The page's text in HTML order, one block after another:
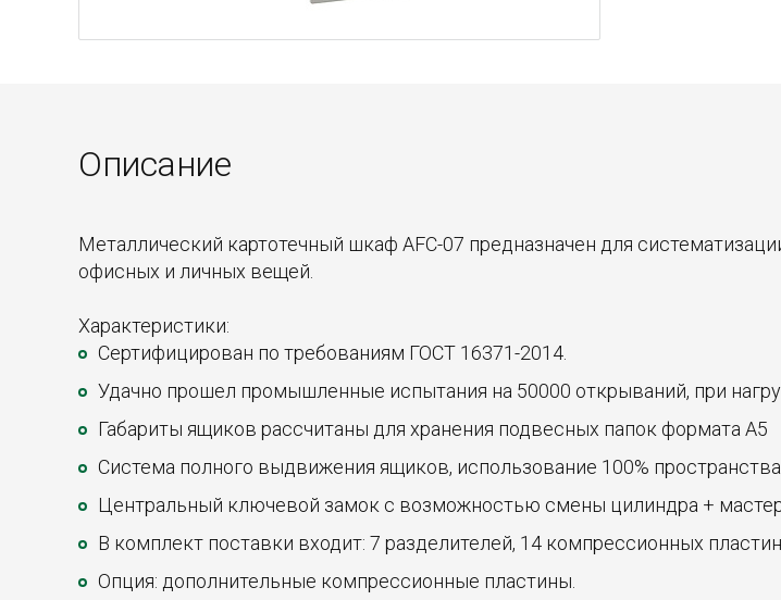
Описание
Металлический картотечный шкаф AFC-07 предназначен для
офисных и личных вещей.
Характеристики:
Сертифицирован по требованиям ГОСТ 16371-2014.
Удачно прошел промышленные испытания на 50000 открываний, при
Габариты ящиков рассчитаны для хранения подвесных папок формата А5
Система полного выдвижения ящиков, использование 100% пространства.
Центральный ключевой замок с возможностью смены цилиндра +
В комплект поставки входит: 7 разделителей, 14 компрессионных пластин.
Опция: дополнительные компрессионные пластины.